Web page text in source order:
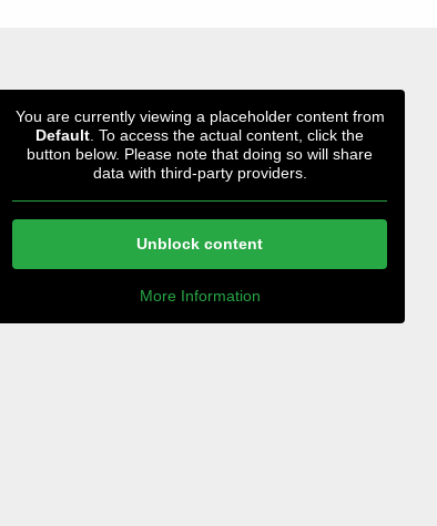
You are currently viewing a placeholder content from
Default . To access the actual content, click the
button below. Please note that doing so will share
data with third-party providers.
Unblock content
More Information